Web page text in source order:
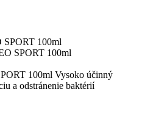
SPORT 100ml
100ml Vysoko účinný
a odstránenie baktérií